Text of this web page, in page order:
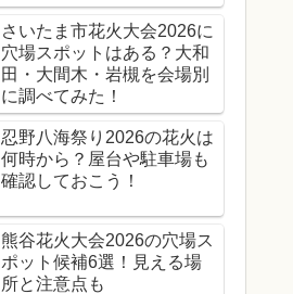
さいたま市花火大会2026に
穴場スポットはある？大和
田・大間木・岩槻を会場別
に調べてみた！
忍野八海祭り2026の花火は
何時から？屋台や駐車場も
確認しておこう！
熊谷花火大会2026の穴場ス
ポット候補6選！見える場
所と注意点も